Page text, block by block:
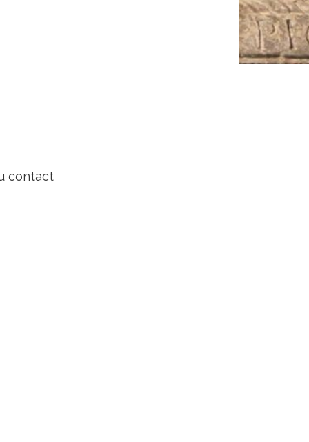
contact